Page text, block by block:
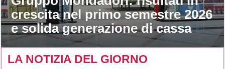
crescita nel primo semestre 2026
e solida generazione di cassa
LA NOTIZIA DEL GIORNO